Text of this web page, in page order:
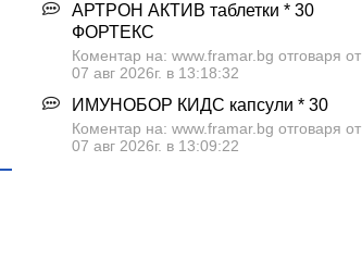
АРТРОН АКТИВ таблетки * 30
ФОРТЕКС
Коментар на: www.framar.bg отговаря от
07 авг 2026г. в 13:18:32
ИМУНОБОР КИДС капсули * 30
Коментар на: www.framar.bg отговаря от
07 авг 2026г. в 13:09:22